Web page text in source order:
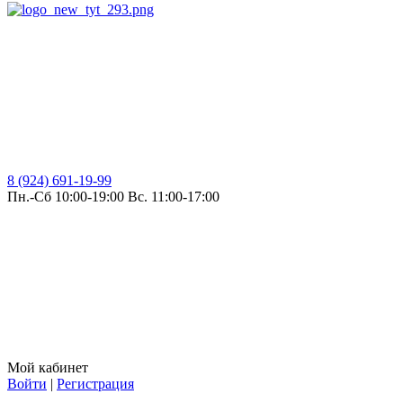
8 (924) 691-19-99
Пн.-Сб 10:00-19:00 Вс. 11:00-17:00
Мой кабинет
Войти | Регистрация